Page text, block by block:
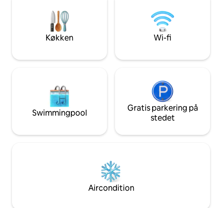
læne dig tilbage
vores gæstfrihed.
velkommen som
Køkken Wi-fi
Swimmingpool
Gratis parkering på
stedet
Aircondition